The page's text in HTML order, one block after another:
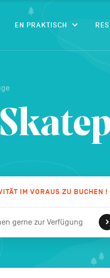
EN PRAKTISCH
IM VORAUS ZU BUCHEN !
gerne zur Verfügung